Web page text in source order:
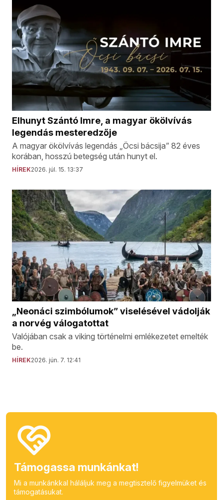
Elhunyt Szántó Imre, a magyar ökölvívás
legendás mesteredzője
A magyar ökölvívás legendás „Öcsi bácsija” 82 éves
korában, hosszú betegség után hunyt el.
HÍREK2026. júl. 15. 13:37
„Neonáci szimbólumok” viselésével vádolják
a norvég válogatottat
Valójában csak a viking történelmi emlékezetet emelték
be.
HÍREK2026. jún. 7. 12:41
Támogassa munkánkat!
Mi a munkánkkal háláljuk meg a megtisztelő figyelmüket és
támogatásukat.